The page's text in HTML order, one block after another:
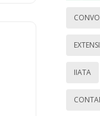
IIATA